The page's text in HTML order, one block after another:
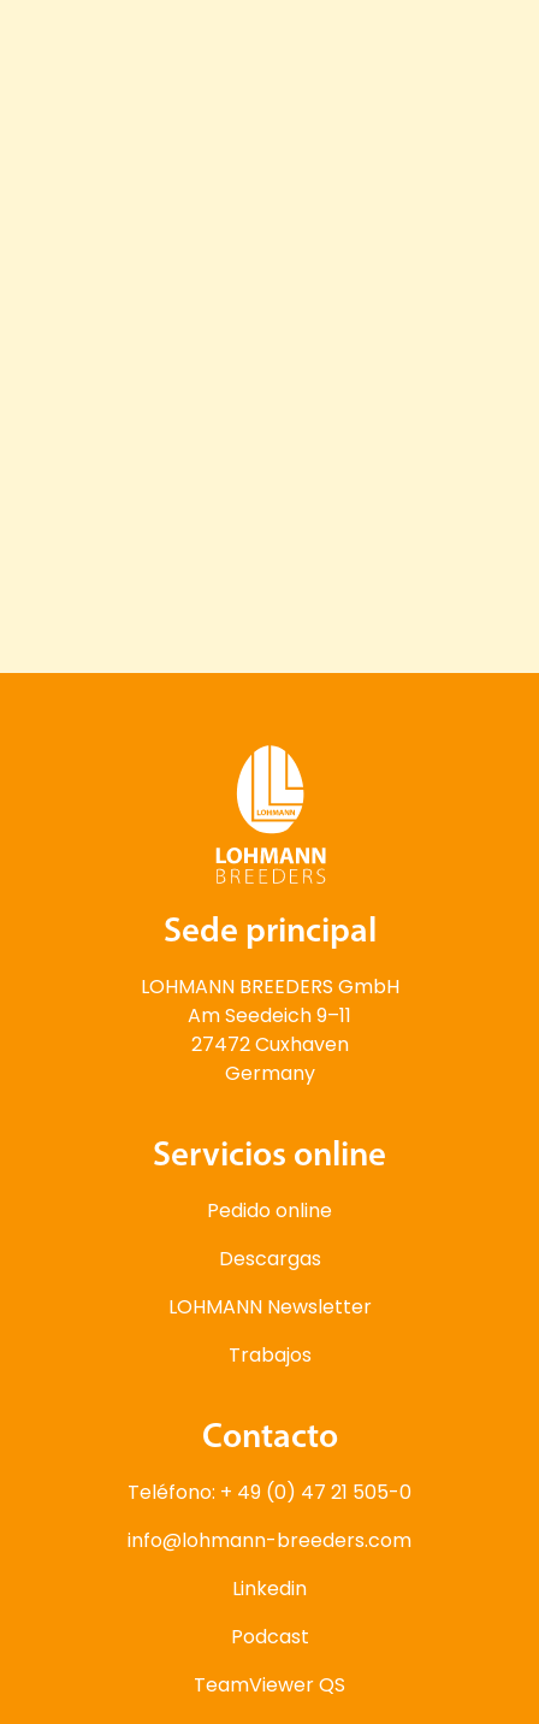
Sede principal
LOHMANN BREEDERS GmbH
Am Seedeich 9–11
27472 Cuxhaven
Germany
Servicios online
Pedido online
Descargas
LOHMANN Newsletter
Trabajos
Contacto
Teléfono: + 49 (0) 47 21 505-0
info@lohmann-breeders.com
Linkedin
Podcast
TeamViewer QS